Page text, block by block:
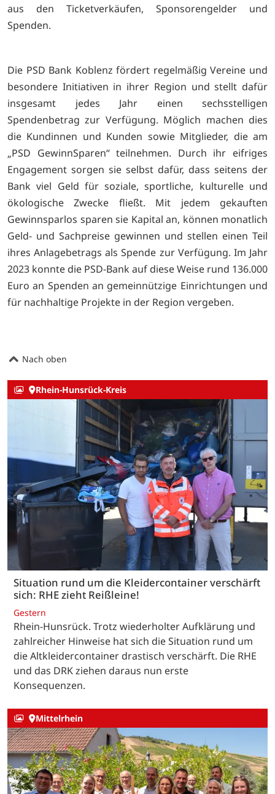
aus den Ticketverkäufen, Sponsorengelder und
Spenden.
Die PSD Bank Koblenz fördert regelmäßig Vereine und
besondere Initiativen in ihrer Region und stellt dafür
insgesamt jedes Jahr einen sechsstelligen
Spendenbetrag zur Verfügung. Möglich machen dies
die Kundinnen und Kunden sowie Mitglieder, die am
„PSD GewinnSparen“ teilnehmen. Durch ihr eifriges
Engagement sorgen sie selbst dafür, dass seitens der
Bank viel Geld für soziale, sportliche, kulturelle und
ökologische Zwecke fließt. Mit jedem gekauften
Gewinnsparlos sparen sie Kapital an, können monatlich
Geld- und Sachpreise gewinnen und stellen einen Teil
ihres Anlagebetrags als Spende zur Verfügung. Im Jahr
2023 konnte die PSD-Bank auf diese Weise rund 136.000
Euro an Spenden an gemeinnützige Einrichtungen und
für nachhaltige Projekte in der Region vergeben.
Nach oben
Rhein-Hunsrück-Kreis
Situation rund um die Kleidercontainer verschärft
sich: RHE zieht Reißleine!
Gestern
Rhein-Hunsrück. Trotz wiederholter Aufklärung und
zahlreicher Hinweise hat sich die Situation rund um
die Altkleidercontainer drastisch verschärft. Die RHE
und das DRK ziehen daraus nun erste
Konsequenzen.
Mittelrhein